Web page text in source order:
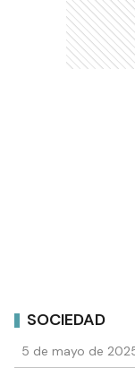
SOCIEDAD
5 de mayo de